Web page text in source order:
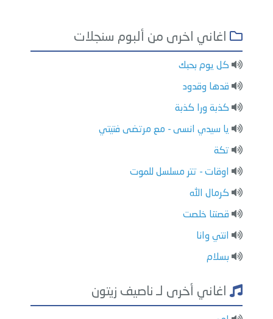
اغاني اخرى من ألبوم سنجلات
كل يوم بحبك
قدها وقدود
كذبة ورا كذبة
يا سيدي انسى - مع مرتضى فتيتي
تكة
اوقات - تتر مسلسل للموت
كرمال الله
قصتنا خلصت
انتي وانا
بسلام
اغاني أخرى لـ ناصيف زيتون